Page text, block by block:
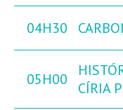
04H30
05H00
CÍRIA